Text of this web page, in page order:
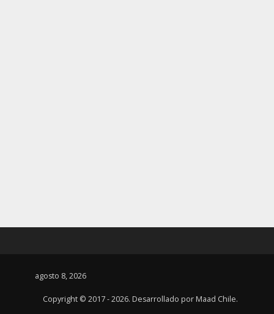
agosto 8, 2026
Copyright © 2017 - 2026. Desarrollado por Maad Chile.